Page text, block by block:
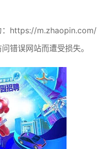
：https://m.zhaopin.com/
错误网站而遭受损失。